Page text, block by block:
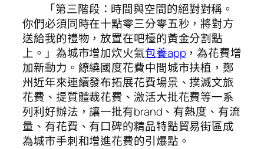
「第三階段：時間與空間的絕對對稱。
你們必須同時在十點零三分零五秒，將對方
送給我的禮物，放置在吧檯的黃金分割點
上。」為城市增加炊火氣包養app ，為花費增
加新動力。繚繞國度花費中間城市扶植，鄭
州近年來連續發布拓展花費場景、撲滅文旅
花費、提質體裁花費、激活大批花費等一系
列利好辦法，讓一批有brand、有熱度、有流
量、有花費、有口碑的精品特點貿易街區成
為城市手刺和增進花費的引爆點。